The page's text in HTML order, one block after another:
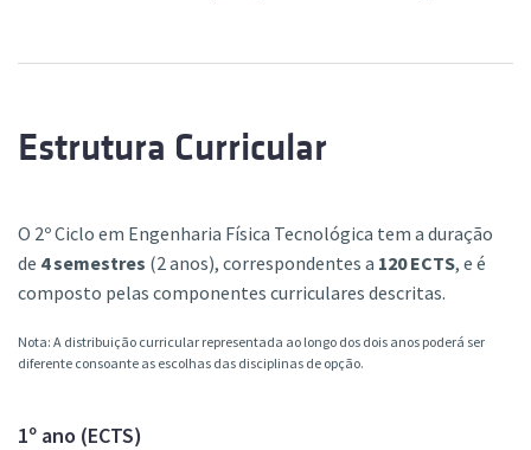
Estrutura Curricular
O 2º Ciclo em Engenharia Física Tecnológica tem a duração
de 4 semestres (2 anos), correspondentes a 120 ECTS, e é
composto pelas componentes curriculares descritas.
Nota: A distribuição curricular representada ao longo dos dois anos poderá ser
diferente consoante as escolhas das disciplinas de opção.
1º ano (ECTS)